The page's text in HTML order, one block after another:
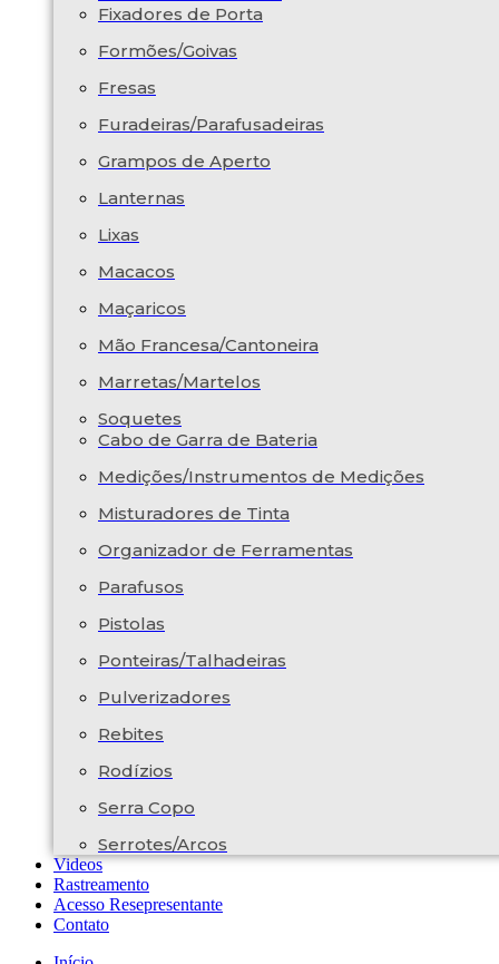
Fixadores de Porta
Formões/Goivas
Fresas
Furadeiras/Parafusadeiras
Grampos de Aperto
Lanternas
Lixas
Macacos
Maçaricos
Mão Francesa/Cantoneira
Marretas/Martelos
Soquetes
Cabo de Garra de Bateria
Medições/Instrumentos de Medições
Misturadores de Tinta
Organizador de Ferramentas
Parafusos
Pistolas
Ponteiras/Talhadeiras
Pulverizadores
Rebites
Rodízios
Serra Copo
Serrotes/Arcos
Videos
Rastreamento
Acesso Resepresentante
Contato